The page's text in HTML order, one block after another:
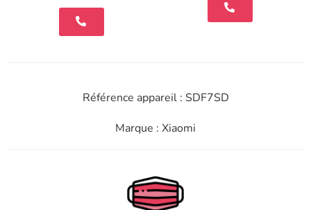
Référence appareil : SDF7SD
Marque : Xiaomi